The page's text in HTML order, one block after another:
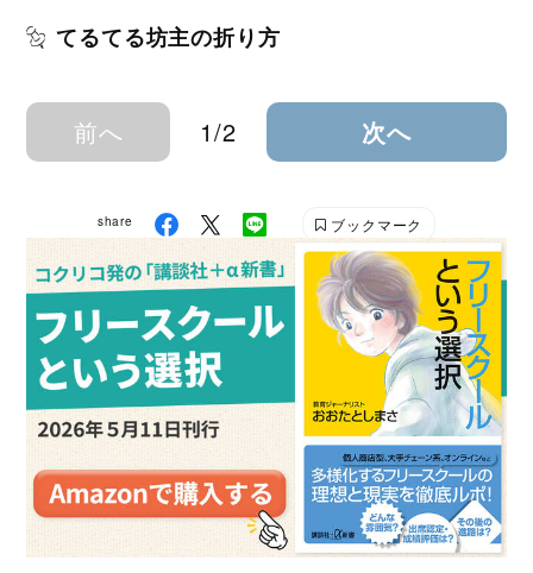
てるてる坊主の折り方
前へ 1/2 次へ
share ブックマーク